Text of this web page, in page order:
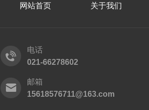
网站首页 关于我们
电话
021-66278602
邮箱
15618576711@163.com